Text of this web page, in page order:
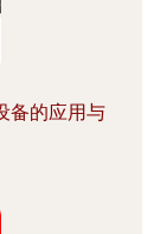
备的应用与